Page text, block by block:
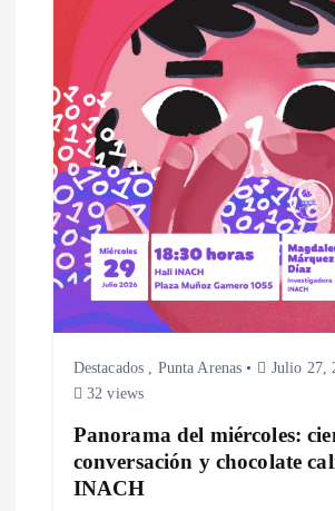
Destacados Punta Arenas
Julio 27,
32 views
Panorama del miércoles:
conversación y chocolate
INACH